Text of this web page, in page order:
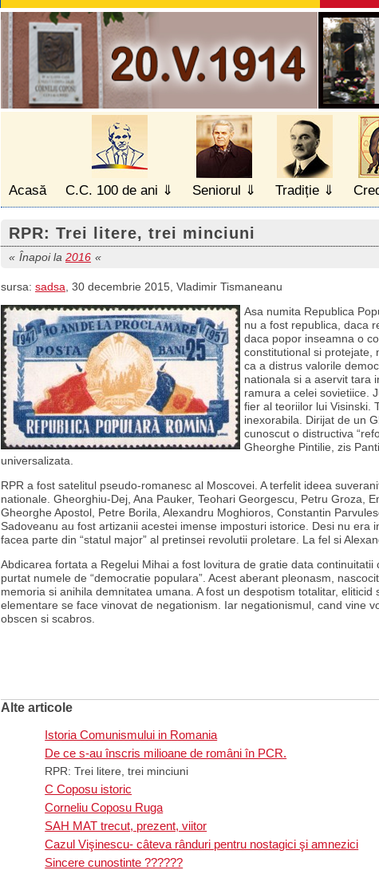
Acasă C.C. 100 de ani Seniorul Tradiție
RPR: Trei litere, trei minciuni
Înapoi la 2016
sursa: sadsa , 30 decembrie 2015, Vladimir Tismaneanu
Asa numita Republica
nu a fost republica, daca
daca popor inseamna o
constitutional si protejate,
ca a distrus valorile
nationala si a aservit tara
ramura a celei sovietiice.
fier al teoriilor lui Visinski.
inexorabila. Dirijat de un
cunoscut o distructiva
Gheorghe Pintilie, zis
universalizata.
RPR a fost satelitul pseudo-romanesc al Moscovei. A terfelit ideea
nationale. Gheorghiu-Dej, Ana Pauker, Teohari Georgescu, Petru Groza,
Gheorghe Apostol, Petre Borila, Alexandru Moghioros, Constantin
Sadoveanu au fost artizanii acestei imense imposturi istorice. Desi nu era
facea parte din “statul major” al pretinsei revolutii proletare. La fel si
Abdicarea fortata a Regelui Mihai a fost lovitura de gratie data
purtat numele de “democratie populara”. Acest aberant pleonasm,
memoria si anihila demnitatea umana. A fost un despotism totalitar,
elementare se face vinovat de negationism. Iar negationismul, cand vine
obscen si scabros.
Alte articole
Istoria Comunismului in Romania
De ce s-au înscris milioane de români în PCR.
RPR: Trei litere, trei minciuni
C Coposu istoric
Corneliu Coposu Ruga
SAH MAT trecut, prezent, viitor
Cazul Vişinescu- câteva rânduri pentru nostagici şi amnezici
Sincere cunostinte ??????